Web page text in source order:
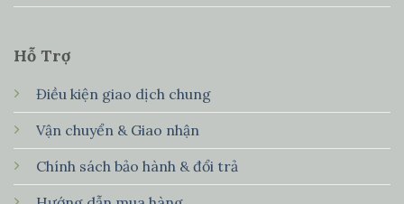
Hỗ Trợ
Điều kiện giao dịch chung
Vận chuyển & Giao nhận
Chính sách bảo hành & đổi trả